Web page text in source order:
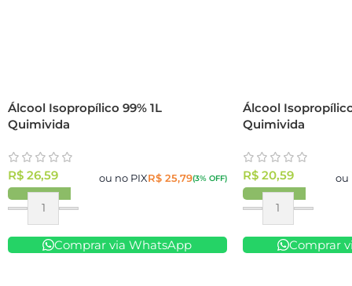
Álcool Isopropílico 99% 1L
Quimivida
R$ 26,59 ou no PIXR$25,79(3% OFF)
Comprar via WhatsApp
Álcool
Quimivida
R$20,59 ou
Comprar